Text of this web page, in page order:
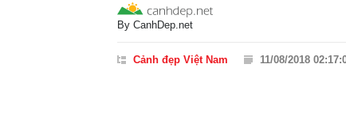
By CanhDep.net
Cảnh đẹp Việt Nam 11/08/2018